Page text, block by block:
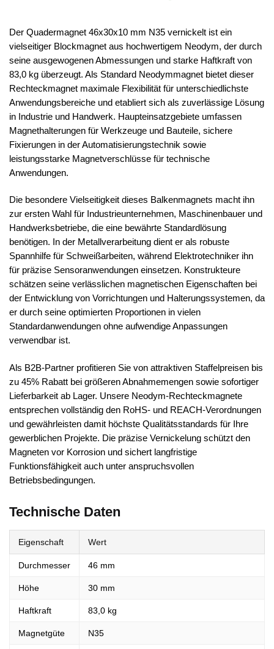
Der Quadermagnet 46x30x10 mm N35 vernickelt ist ein
vielseitiger Blockmagnet aus hochwertigem Neodym, der durch
seine ausgewogenen Abmessungen und starke Haftkraft von
83,0 kg überzeugt. Als Standard Neodymmagnet bietet dieser
Rechteckmagnet maximale Flexibilität für unterschiedlichste
Anwendungsbereiche und etabliert sich als zuverlässige Lösung
in Industrie und Handwerk. Haupteinsatzgebiete umfassen
Magnethalterungen für Werkzeuge und Bauteile, sichere
Fixierungen in der Automatisierungstechnik sowie
leistungsstarke Magnetverschlüsse für technische
Anwendungen.
Die besondere Vielseitigkeit dieses Balkenmagnets macht ihn
zur ersten Wahl für Industrieunternehmen, Maschinenbauer und
Handwerksbetriebe, die eine bewährte Standardlösung
benötigen. In der Metallverarbeitung dient er als robuste
Spannhilfe für Schweißarbeiten, während Elektrotechniker ihn
für präzise Sensoranwendungen einsetzen. Konstrukteure
schätzen seine verlässlichen magnetischen Eigenschaften bei
der Entwicklung von Vorrichtungen und Halterungssystemen, da
er durch seine optimierten Proportionen in vielen
Standardanwendungen ohne aufwendige Anpassungen
verwendbar ist.
Als B2B-Partner profitieren Sie von attraktiven Staffelpreisen bis
zu 45% Rabatt bei größeren Abnahmemengen sowie sofortiger
Lieferbarkeit ab Lager. Unsere Neodym-Rechteckmagnete
entsprechen vollständig den RoHS- und REACH-Verordnungen
und gewährleisten damit höchste Qualitätsstandards für Ihre
gewerblichen Projekte. Die präzise Vernickelung schützt den
Magneten vor Korrosion und sichert langfristige
Funktionsfähigkeit auch unter anspruchsvollen
Betriebsbedingungen.
Technische Daten
Eigenschaft Wert
Durchmesser 46 mm
Höhe 30 mm
Haftkraft 83,0 kg
Magnetgüte N35